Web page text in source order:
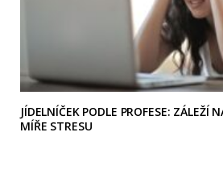
JÍDELNÍČEK PODLE PROFESE: ZÁLEŽÍ
MÍŘE STRESU